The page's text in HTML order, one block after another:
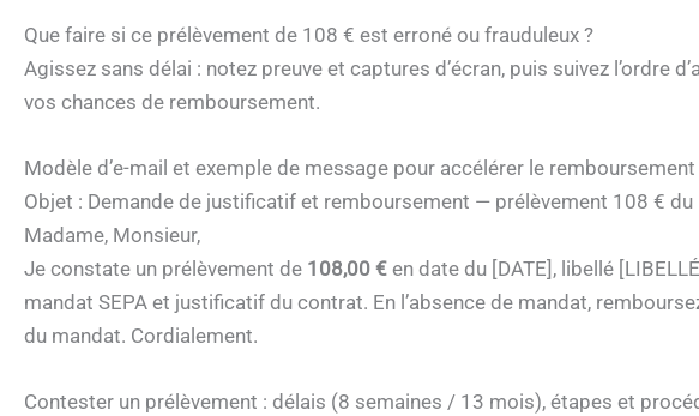
Que faire si ce prélèvement de 108 € est erroné ou frauduleux ?
Agissez sans délai : notez preuve et captures d’écran, puis suivez l’ordre
vos chances de remboursement.
Modèle d’e-mail et exemple de message pour accélérer le remboursement
Objet : Demande de justificatif et remboursement — prélèvement 108 € du
Madame, Monsieur,
Je constate un prélèvement de 108,00 € en date du [DATE], libellé
mandat SEPA et justificatif du contrat. En l’absence de mandat,
du mandat. Cordialement.
Contester un prélèvement : délais (8 semaines / 13 mois), étapes et